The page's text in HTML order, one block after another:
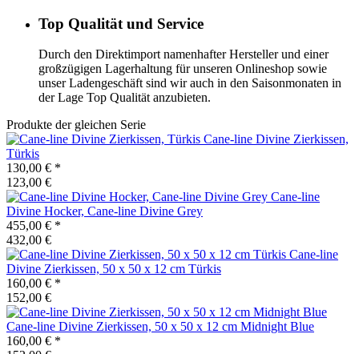
Top Qualität und Service
Durch den Direktimport namenhafter Hersteller und einer
großzügigen Lagerhaltung für unseren Onlineshop sowie
unser Ladengeschäft sind wir auch in den Saisonmonaten in
der Lage Top Qualität anzubieten.
Produkte der gleichen Serie
Cane-line Divine Zierkissen,
Türkis
130,00 € *
123,00 €
Cane-line
Divine Hocker, Cane-line Divine Grey
455,00 € *
432,00 €
Cane-line
Divine Zierkissen, 50 x 50 x 12 cm Türkis
160,00 € *
152,00 €
Cane-line Divine Zierkissen, 50 x 50 x 12 cm Midnight Blue
160,00 € *